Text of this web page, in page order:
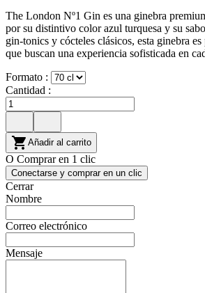
The London Nº1 Gin es una ginebra
por su distintivo color azul turquesa y su
gin-tonics y cócteles clásicos, esta ginebra
que buscan una experiencia sofisticada en
Formato :
Cantidad :
 Añadir al carrito
O Comprar en 1 clic
Conectarse y comprar en un clic
Cerrar
Nombre
Correo electrónico
Mensaje